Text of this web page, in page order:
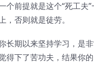
个前提就是这个“死工夫
，否则就是徒劳。
长期以来坚持学习，是
得下了苦功夫，结果你的